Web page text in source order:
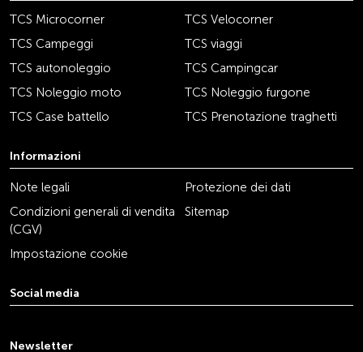
TCS Microcorner
TCS Velocorner
TCS Campeggi
TCS viaggi
TCS autonoleggio
TCS Campingcar
TCS Noleggio moto
TCS Noleggio furgone
TCS Case battello
TCS Prenotazione traghetti
Informazioni
Note legali
Protezione dei dati
Condizioni generali di vendita
(CGV)
Sitemap
Impostazione cookie
Social media
Newsletter